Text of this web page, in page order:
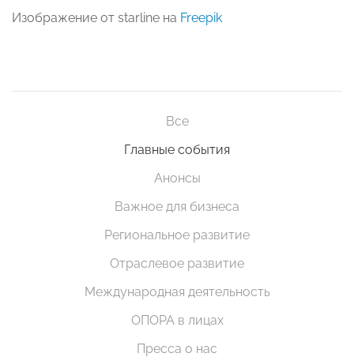
Изображение от starline на Freepik
Все
Главные события
Анонсы
Важное для бизнеса
Региональное развитие
Отраслевое развитие
Международная деятельность
ОПОРА в лицах
Пресса о нас